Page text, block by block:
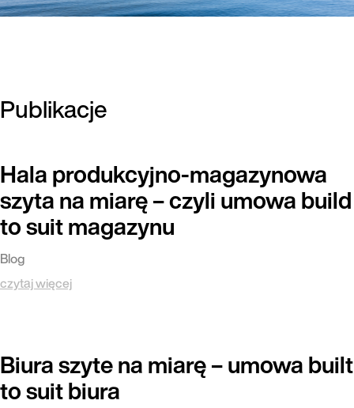
Publikacje
Hala produkcyjno-magazynowa
szyta na miarę – czyli umowa build
to suit magazynu
Blog
czytaj więcej
Biura szyte na miarę – umowa built
to suit biura